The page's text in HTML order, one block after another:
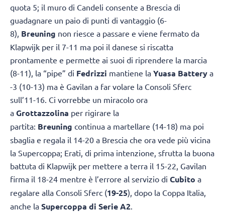
quota 5; il muro di Candeli consente a Brescia di
guadagnare un paio di punti di vantaggio (6-
8), Breuning non riesce a passare e viene fermato da
Klapwijk per il 7-11 ma poi il danese si riscatta
prontamente e permette ai suoi di riprendere la marcia
(8-11), la “pipe” di Fedrizzi mantiene la Yuasa Battery a
-3 (10-13) ma è Gavilan a far volare la Consoli Sferc
sull’11-16. Ci vorrebbe un miracolo ora
a Grottazzolina per rigirare la
partita: Breuning continua a martellare (14-18) ma poi
sbaglia e regala il 14-20 a Brescia che ora vede più vicina
la Supercoppa; Erati, di prima intenzione, sfrutta la buona
battuta di Klapwijk per mettere a terra il 15-22, Gavilan
firma il 18-24 mentre è l’errore al servizio di Cubito a
regalare alla Consoli Sferc (19-25), dopo la Coppa Italia,
anche la Supercoppa di Serie A2.